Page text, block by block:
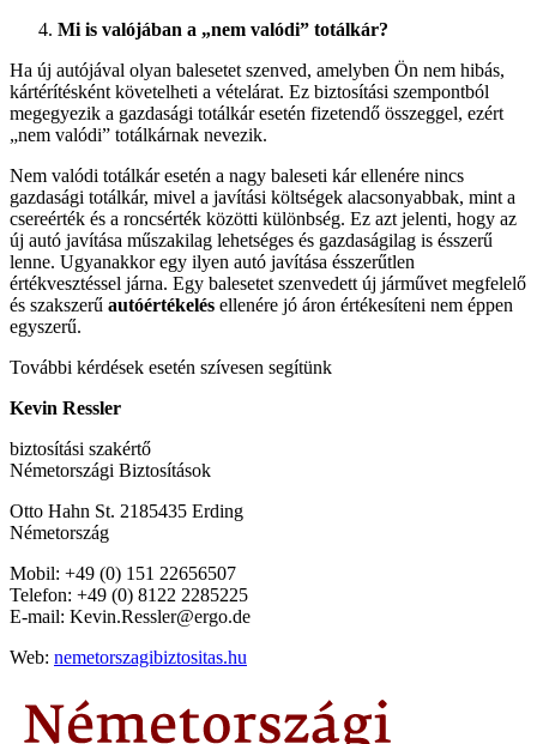
Mi is valójában a „nem valódi” totálkár?
Ha új autójával olyan balesetet szenved, amelyben Ön nem hibás,
kártérítésként követelheti a vételárat. Ez biztosítási szempontból
megegyezik a gazdasági totálkár esetén fizetendő összeggel, ezért
„nem valódi” totálkárnak nevezik.
Nem valódi totálkár esetén a nagy baleseti kár ellenére nincs
gazdasági totálkár, mivel a javítási költségek alacsonyabbak, mint a
csereérték és a roncsérték közötti különbség. Ez azt jelenti, hogy az
új autó javítása műszakilag lehetséges és gazdaságilag is ésszerű
lenne. Ugyanakkor egy ilyen autó javítása ésszerűtlen
értékvesztéssel járna. Egy balesetet szenvedett új járművet megfelelő
és szakszerű autóértékelés ellenére jó áron értékesíteni nem éppen
egyszerű.
További kérdések esetén szívesen segítünk
Kevin Ressler
biztosítási szakértő
Németországi Biztosítások
Otto Hahn St. 2185435 Erding
Németország
Mobil: +49 (0) 151 22656507
Telefon: +49 (0) 8122 2285225
E-mail: Kevin.Ressler@ergo.de
Web: nemetorszagibiztositas.hu